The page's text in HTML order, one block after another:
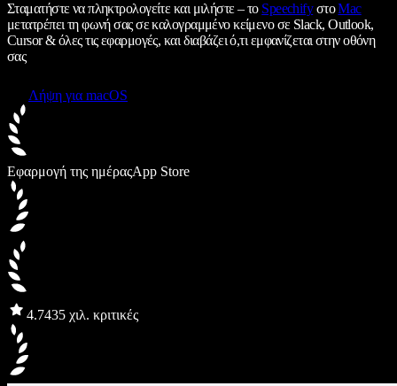
Σταματήστε να πληκτρολογείτε και μιλήστε – το SpeechifyστοMac
μετατρέπει τη φωνή σας σε καλογραμμένο κείμενο σε Slack, Outlook,
Cursor & όλες τις εφαρμογές, και διαβάζει ό,τι εμφανίζεται στην οθόνη
σας
Λήψη για macOS
Εφαρμογή της ημέραςApp Store
4.7435 χιλ. κριτικές